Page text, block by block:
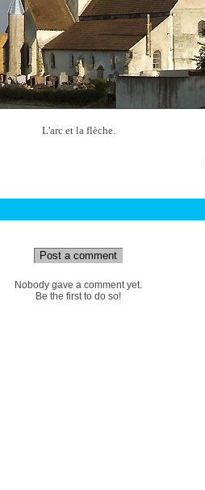
L'arc et la flèche.
Post a comment
Nobody gave a comment yet.
Be the first to do so!